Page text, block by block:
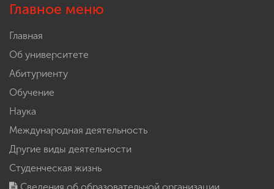
Главное меню
Главная
Об университете
Абитуриенту
Обучение
Наука
Международная деятельность
Другие виды деятельности
Студенческая жизнь
Сведения об образовательной организации